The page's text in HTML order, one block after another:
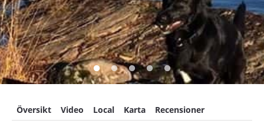
Översikt Video Local Karta Recensioner